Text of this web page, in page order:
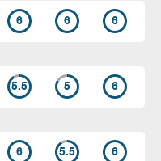
6 6 6
5.5 5 6
6 5.5 6